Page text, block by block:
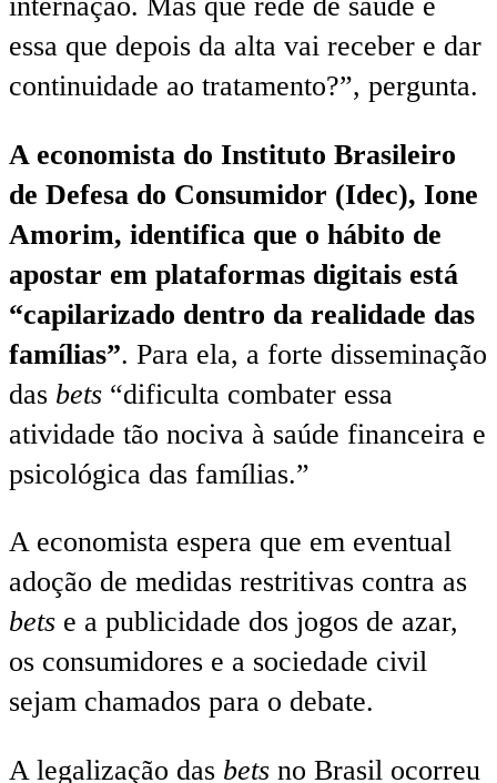
essa que depois da alta vai receber e dar
continuidade ao tratamento?”, pergunta.
A economista do Instituto Brasileiro
de Defesa do Consumidor (Idec), Ione
Amorim, identifica que o hábito de
apostar em plataformas digitais está
“capilarizado dentro da realidade das
famílias”. Para ela, a forte disseminação
das bets “dificulta combater essa
atividade tão nociva à saúde financeira e
psicológica das famílias.”
A economista espera que em eventual
adoção de medidas restritivas contra as
bets e a publicidade dos jogos de azar,
os consumidores e a sociedade civil
sejam chamados para o debate.
A legalização das bets no Brasil ocorreu